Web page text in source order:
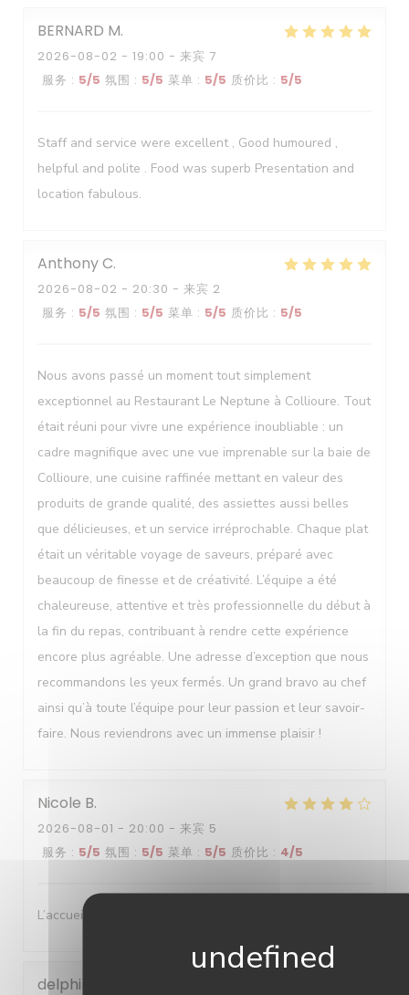
BERNARD M
2026-08-02 - 19:00 - 来宾 7
服务 : 5/5 氛围 : 5/5 菜单 : 5/5 质价比 : 5/5
Staff and service were excellent , Good humoured ,
helpful and polite . Food was superb Presentation and
location fabulous.
AnthonyC
2026-08-02 - 20:30 - 来宾 2
服务 : 5/5 氛围 : 5/5 菜单 : 5/5 质价比 : 5/5
Nous avons passé un moment tout simplement
exceptionnel au Restaurant Le Neptune à Collioure. Tout
était réuni pour vivre une expérience inoubliable : un
cadre magnifique avec une vue imprenable sur la baie de
Collioure, une cuisine raffinée mettant en valeur des
produits de grande qualité, des assiettes aussi belles
que délicieuses, et un service irréprochable. Chaque plat
était un véritable voyage de saveurs, préparé avec
beaucoup de finesse et de créativité. L’équipe a été
chaleureuse, attentive et très professionnelle du début à
la fin du repas, contribuant à rendre cette expérience
encore plus agréable. Une adresse d’exception que nous
recommandons les yeux fermés. Un grand bravo au chef
ainsi qu’à toute l’équipe pour leur passion et leur savoir-
faire. Nous reviendrons avec un immense plaisir !
Nicole B
2026-08-01 - 20:00 - 来宾 5
服务 : 5/5 氛围 : 5/5 菜单 : 5/5 质价比 : 4/5
L’accueil , le cadre , les plats sont délicats et succulents
delphine
Le Neptune